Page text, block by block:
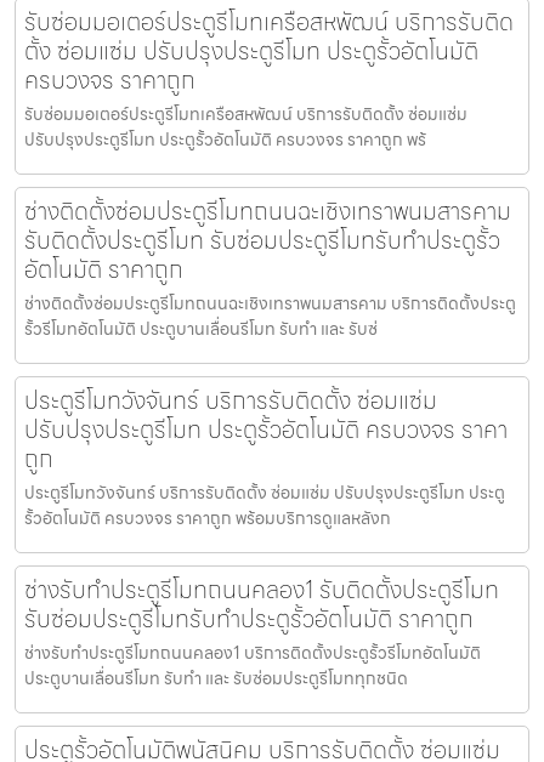
รับซ่อมมอเตอร์ประตูรีโมทเครือสหพัฒน์ บริการรับติด
ตั้ง ซ่อมแซ่ม ปรับปรุงประตูรีโมท ประตูรั้วอัตโนมัติ
ครบวงจร ราคาถูก
รับซ่อมมอเตอร์ประตูรีโมทเครือสหพัฒน์ บริการรับติดตั้ง ซ่อมแซ่ม
ปรับปรุงประตูรีโมท ประตูรั้วอัตโนมัติ ครบวงจร ราคาถูก พร้
ช่างติดตั้งซ่อมประตูรีโมทถนนฉะเชิงเทราพนมสารคาม
รับติดตั้งประตูรีโมท รับซ่อมประตูรีโมทรับทำประตูรั้ว
อัตโนมัติ ราคาถูก
ช่างติดตั้งซ่อมประตูรีโมทถนนฉะเชิงเทราพนมสารคาม บริการติดตั้งประตู
รั้วรีโมทอัตโนมัติ ประตูบานเลื่อนรีโมท รับทำ และ รับซ่
ประตูรีโมทวังจันทร์ บริการรับติดตั้ง ซ่อมแซ่ม
ปรับปรุงประตูรีโมท ประตูรั้วอัตโนมัติ ครบวงจร ราคา
ถูก
ประตูรีโมทวังจันทร์ บริการรับติดตั้ง ซ่อมแซ่ม ปรับปรุงประตูรีโมท ประตู
รั้วอัตโนมัติ ครบวงจร ราคาถูก พร้อมบริการดูแลหลังก
ช่างรับทำประตูรีโมทถนนคลอง1 รับติดตั้งประตูรีโมท
รับซ่อมประตูรีโมทรับทำประตูรั้วอัตโนมัติ ราคาถูก
ช่างรับทำประตูรีโมทถนนคลอง1 บริการติดตั้งประตูรั้วรีโมทอัตโนมัติ
ประตูบานเลื่อนรีโมท รับทำ และ รับซ่อมประตูรีโมททุกชนิด
ประตูรั้วอัตโนมัติพนัสนิคม บริการรับติดตั้ง ซ่อมแซ่ม